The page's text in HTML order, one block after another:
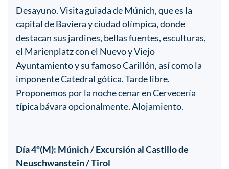
Desayuno. Visita guiada de Múnich, que es la
capital de Baviera y ciudad olímpica, donde
destacan sus jardines, bellas fuentes, esculturas,
el Marienplatz con el Nuevo y Viejo
Ayuntamiento y su famoso Carillón, así como la
imponente Catedral gótica. Tarde libre.
Proponemos por la noche cenar en Cervecería
típica bávara opcionalmente. Alojamiento.
Día 4º(M): Múnich / Excursión al Castillo de
Neuschwanstein / Tirol